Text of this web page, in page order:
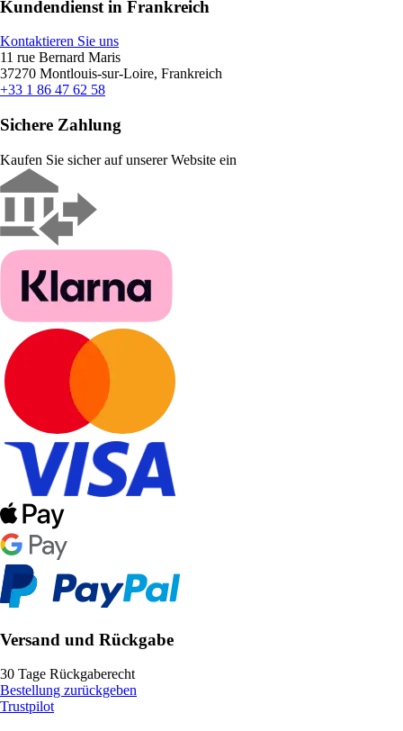
Kundendienst in Frankreich
Kontaktieren Sie uns
11 rue Bernard Maris
37270 Montlouis-sur-Loire, Frankreich
+33 1 86 47 62 58
Sichere Zahlung
Kaufen Sie sicher auf unserer Website ein
Versand und Rückgabe
30 Tage Rückgaberecht
Bestellung zurückgeben
Trustpilot